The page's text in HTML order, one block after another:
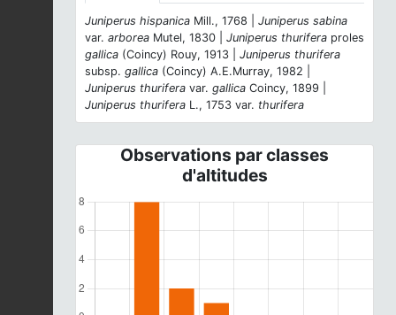
Juniperus hispanica Mill., 1768 | Juniperus sabina
var. arborea Mutel, 1830 | Juniperus thurifera proles
gallica (Coincy) Rouy, 1913 | Juniperus thurifera
subsp. gallica (Coincy) A.E.Murray, 1982 |
Juniperus thurifera var. gallica Coincy, 1899 |
Juniperus thurifera L., 1753 var. thurifera
Observations par classes
d'altitudes